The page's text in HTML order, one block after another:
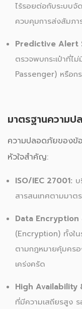
ไร้รอยต่อกับระบบจั
ควบคุมการส่งสัมภา
Predictive Alert
ตรวจพบกระเป๋าที่ไ
Passenger) หรือก
มาตรฐานความ
ความปลอดภัยของข้
หัวใจสำคัญ:
ISO/IEC 27001:
สารสนเทศตามมาต
Data Encryption
(Encryption) ทั้งใ
ตามกฎหมายคุ้มคร
เคร่งครัด
High Availability
ที่มีความเสถียรสูง